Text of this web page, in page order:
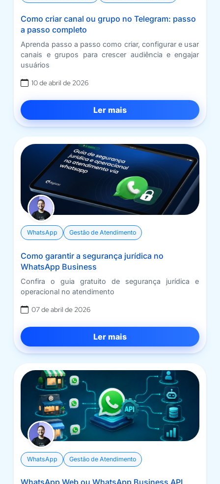
Como criar canal ou grupo no Telegram: passo
a passo completo
Aprenda passo a passo como criar, configurar e usar
canais e grupos para crescer audiência e engajar
usuários
10 de abril de 2026
Ler mais
WhatsApp Gestão de Atendimento
Como garantir a segurança jurídica no
WhatsApp Business
Confira o guia gratuito de segurança jurídica e
operacional no atendimento
07 de abril de 2026
Ler mais
WhatsApp Gestão de Atendimento